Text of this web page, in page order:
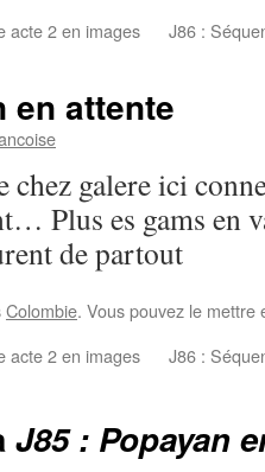
acte 2 en images J86 :
en attente
chez galere ici
Plus es gams en
de partout
Colombie. Vous pouvez le
acte 2 en images J86 :
J85 : Popayan